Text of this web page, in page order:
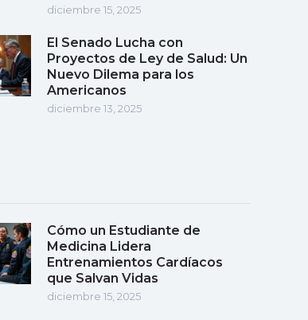
diciembre 15, 2025
El Senado Lucha con
Proyectos de Ley de Salud: Un
Nuevo Dilema para los
Americanos
diciembre 13, 2025
Cómo un Estudiante de
Medicina Lidera
Entrenamientos Cardíacos
que Salvan Vidas
diciembre 15, 2025